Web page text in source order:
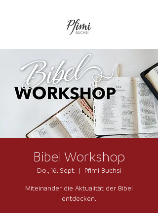
Bibel Workshop
Do., 16. Sept.
  |
Pfimi Buchsi
Miteinander die Aktualität der Bibel
entdecken.